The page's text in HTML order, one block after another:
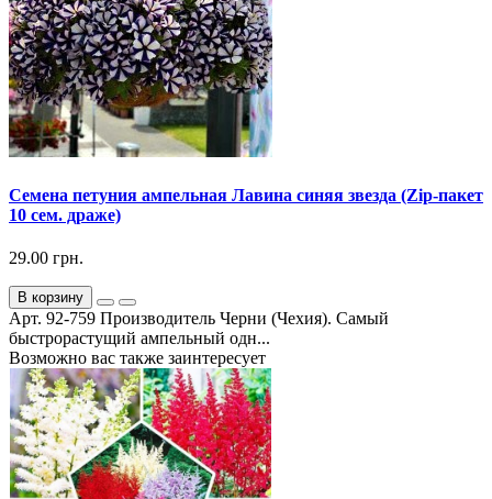
Семена петуния ампельная Лавина синяя звезда (Zip-пакет
10 сем. драже)
29.00 грн.
В корзину
Арт. 92-759 Производитель Черни (Чехия). Самый
быстрорастущий ампельный одн...
Возможно вас также заинтересует